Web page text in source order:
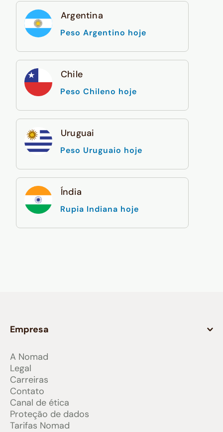
Argentina
Peso Argentino hoje
Chile
Peso Chileno hoje
Uruguai
Peso Uruguaio hoje
Índia
Rupia Indiana hoje
Empresa
A Nomad
Legal
Carreiras
Contato
Canal de ética
Proteção de dados
Tarifas Nomad